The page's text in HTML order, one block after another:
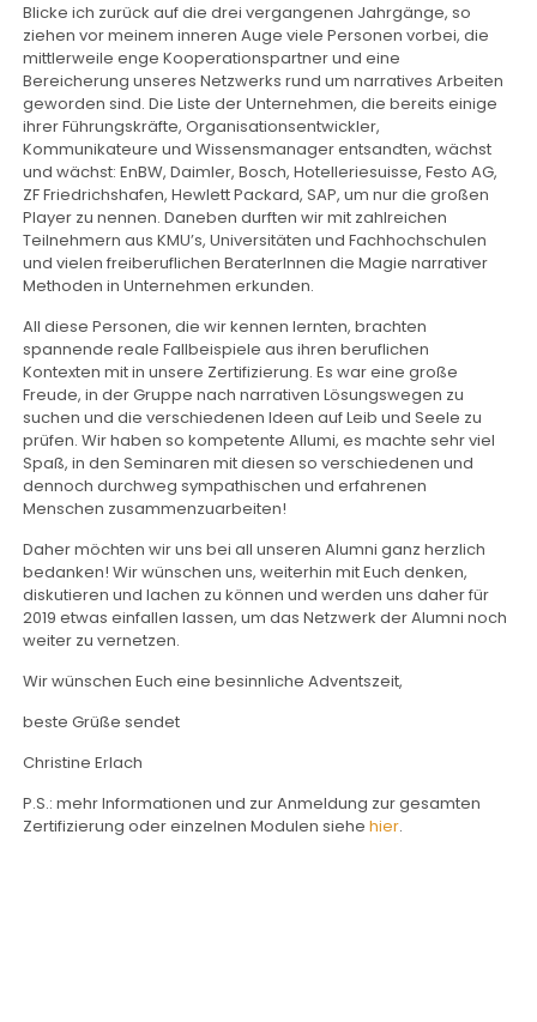
Blicke ich zurück auf die drei vergangenen Jahrgänge, so
ziehen vor meinem inneren Auge viele Personen vorbei, die
mittlerweile enge Kooperationspartner und eine
Bereicherung unseres Netzwerks rund um narratives Arbeiten
geworden sind. Die Liste der Unternehmen, die bereits einige
ihrer Führungskräfte, Organisationsentwickler,
Kommunikateure und Wissensmanager entsandten, wächst
und wächst: EnBW, Daimler, Bosch, Hotelleriesuisse, Festo AG,
ZF Friedrichshafen, Hewlett Packard, SAP, um nur die großen
Player zu nennen. Daneben durften wir mit zahlreichen
Teilnehmern aus KMU’s, Universitäten und Fachhochschulen
und vielen freiberuflichen BeraterInnen die Magie narrativer
Methoden in Unternehmen erkunden.
All diese Personen, die wir kennen lernten, brachten
spannende reale Fallbeispiele aus ihren beruflichen
Kontexten mit in unsere Zertifizierung. Es war eine große
Freude, in der Gruppe nach narrativen Lösungswegen zu
suchen und die verschiedenen Ideen auf Leib und Seele zu
prüfen. Wir haben so kompetente Allumi, es machte sehr viel
Spaß, in den Seminaren mit diesen so verschiedenen und
dennoch durchweg sympathischen und erfahrenen
Menschen zusammenzuarbeiten!
Daher möchten wir uns bei all unseren Alumni ganz herzlich
bedanken! Wir wünschen uns, weiterhin mit Euch denken,
diskutieren und lachen zu können und werden uns daher für
2019 etwas einfallen lassen, um das Netzwerk der Alumni noch
weiter zu vernetzen.
Wir wünschen Euch eine besinnliche Adventszeit,
beste Grüße sendet
Christine Erlach
P.S.: mehr Informationen und zur Anmeldung zur gesamten
Zertifizierung oder einzelnen Modulen siehehier.